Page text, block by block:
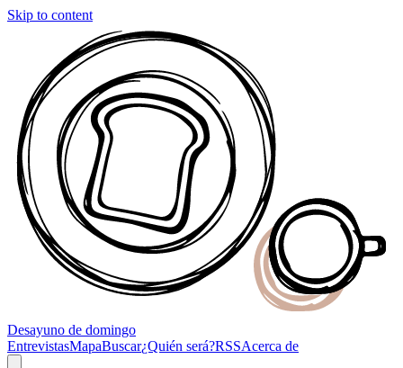
Skip to content
Desayuno de domingo
EntrevistasMapaBuscar¿Quién será?RSSAcerca de